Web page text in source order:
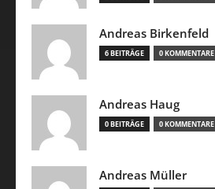
Andreas Birkenfeld
6 BEITRÄGE 0 KOMMENTARE
Andreas Haug
0 BEITRÄGE 0 KOMMENTARE
Andreas Müller